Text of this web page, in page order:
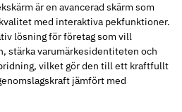
är en avancerad skärm som
med interaktiva pekfunktioner.
lösning för företag som vill
stärka varumärkesidentiteten och
vilket gör den till ett kraftfullt
jämfört med